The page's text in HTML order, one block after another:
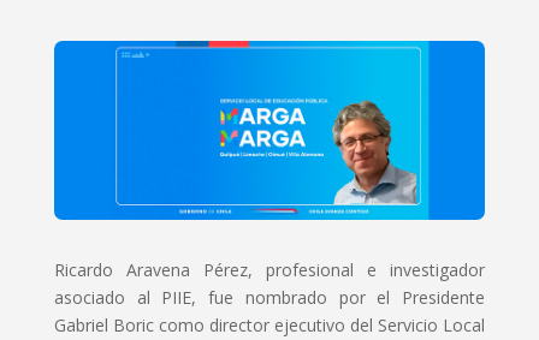
Ricardo Aravena Pérez, profesional e investigador
asociado al PIIE, fue nombrado por el Presidente
Gabriel Boric como director ejecutivo del Servicio Local